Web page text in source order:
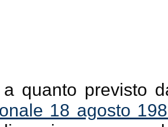
a quanto previsto
18 agosto